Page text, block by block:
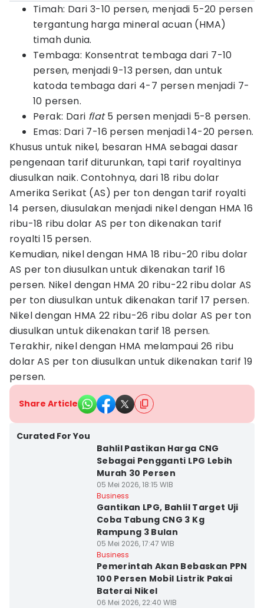
Timah: Dari 3-10 persen, menjadi 5-20 persen
tergantung harga mineral acuan (HMA)
timah dunia.
Tembaga: Konsentrat tembaga dari 7-10
persen, menjadi 9-13 persen, dan untuk
katoda tembaga dari 4-7 persen menjadi 7-
10 persen.
Perak: Dari flat5 persen menjadi 5-8 persen.
Emas: Dari 7-16 persen menjadi 14-20 persen.
Khusus untuk nikel, besaran HMA sebagai dasar
pengenaan tarif diturunkan, tapi tarif royaltinya
diusulkan naik. Contohnya, dari 18 ribu dolar
Amerika Serikat (AS) per ton dengan tarif royalti
14 persen, diusulakan menjadi nikel dengan HMA 16
ribu-18 ribu dolar AS per ton dikenakan tarif
royalti 15 persen.
Kemudian, nikel dengan HMA 18 ribu-20 ribu dolar
AS per ton diusulkan untuk dikenakan tarif 16
persen. Nikel dengan HMA 20 ribu-22 ribu dolar AS
per ton diusulkan untuk dikenakan tarif 17 persen.
Nikel dengan HMA 22 ribu-26 ribu dolar AS per ton
diusulkan untuk dikenakan tarif 18 persen.
Terakhir, nikel dengan HMA melampaui 26 ribu
dolar AS per ton diusulkan untuk dikenakan tarif 19
persen.
Share Article
Curated For You
Bahlil Pastikan Harga CNG
Sebagai Pengganti LPG Lebih
Murah 30 Persen
05 Mei 2026, 18:15 WIB
Business
Gantikan LPG, Bahlil Target Uji
Coba Tabung CNG 3 Kg
Rampung 3 Bulan
05 Mei 2026, 17:47 WIB
Business
Pemerintah Akan Bebaskan PPN
100 Persen Mobil Listrik Pakai
Baterai Nikel
06 Mei 2026, 22:40 WIB